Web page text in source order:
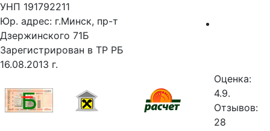
УНП 191792211
Юр. адрес: г.Минск, пр-т
Дзержинского 71Б
Зарегистрирован в ТР РБ
16.08.2013 г.
Оценка:
4.9.
Отзывов:
28